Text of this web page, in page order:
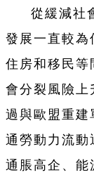
從緩減社
發展一直較為
住房和移民等
會分裂風險上
過與歐盟重建
通勞動力流動
通脹高企、能